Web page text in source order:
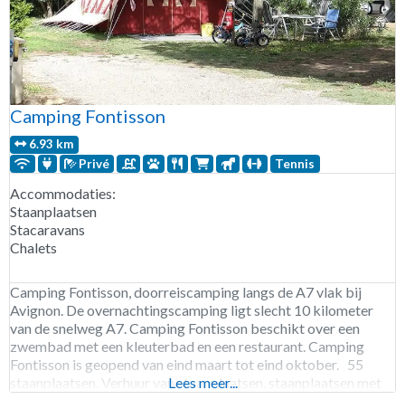
Camping Fontisson
6.93 km
Privé
Tennis
Accommodaties:
Staanplaatsen
Stacaravans
Chalets
Camping Fontisson, doorreiscamping langs de A7 vlak bij
Avignon. De overnachtingscamping ligt slecht 10 kilometer
van de snelweg A7. Camping Fontisson beschikt over een
zwembad met een kleuterbad en een restaurant. Camping
Fontisson is geopend van eind maart tot eind oktober. 55
staanplaatsen. Verhuur van staanplaatsen, staanplaatsen met
Lees meer...